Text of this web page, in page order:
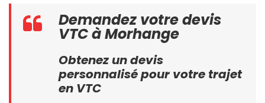
Demandez votre devis
VTC à Morhange
Obtenez un devis
personnalisé pour votre trajet
en VTC